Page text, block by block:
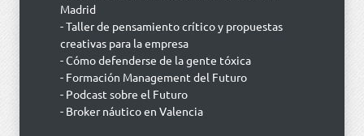
Madrid
- Taller de pensamiento crítico y propuestas
creativas para la empresa
- Cómo defenderse de la gente tóxica
- Formación Management del Futuro
- Podcast sobre el Futuro
- Broker náutico en Valencia